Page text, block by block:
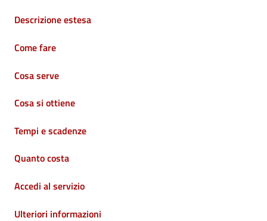
Descrizione estesa
Come fare
Cosa serve
Cosa si ottiene
Tempi e scadenze
Quanto costa
Accedi al servizio
Ulteriori informazioni